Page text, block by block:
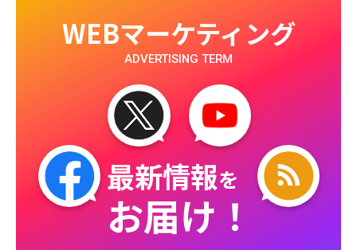
WEBマーケティング
ADVERTISING TERM
最新情報を
お届け！